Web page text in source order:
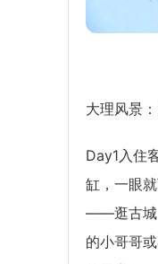
大理风景
Day1入住
缸，一眼
——逛古城
的小哥哥